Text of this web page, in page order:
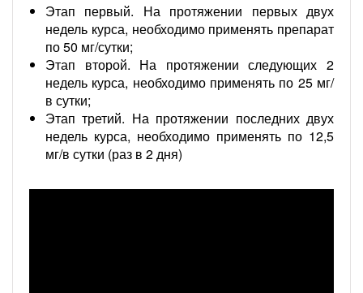
Этап первый. На протяжении первых двух
недель курса, необходимо применять препарат
по 50 мг/сутки;
Этап второй. На протяжении следующих 2
недель курса, необходимо применять по 25 мг/
в сутки;
Этап третий. На протяжении последних двух
недель курса, необходимо применять по 12,5
мг/в сутки (раз в 2 дня)